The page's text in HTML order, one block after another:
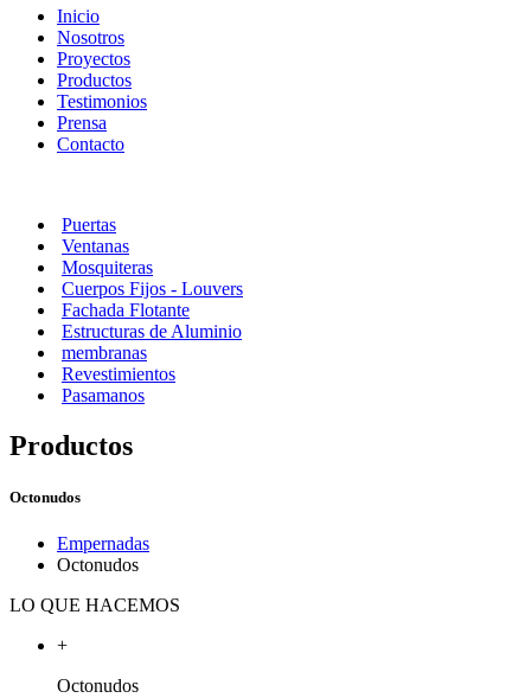
Inicio
Nosotros
Proyectos
Productos
Testimonios
Prensa
Contacto
Puertas
Ventanas
Mosquiteras
Cuerpos Fijos - Louvers
Fachada Flotante
Estructuras de Aluminio
membranas
Revestimientos
Pasamanos
Productos
Octonudos
Empernadas
Octonudos
LO QUE HACEMOS
+
Octonudos